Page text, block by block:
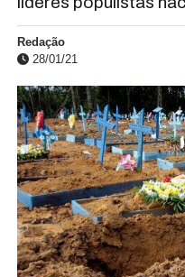
Redação
28/01/21